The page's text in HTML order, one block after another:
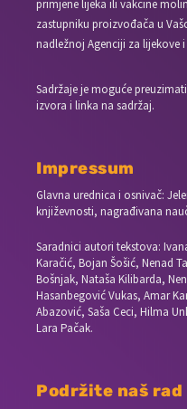
primjene lijeka ili vakcine
zastupniku proizvođača u
nadležnoj Agenciji za lijekove
Sadržaje je moguće
izvora i linka na sadržaj.
Impressum
Glavna urednica i osnivač:
književnosti, nagrađivana
Saradnici autori tekstova:
Karačić, Bojan Šošić, Nenad
Bošnjak, Nataša Kilibarda,
Hasanbegović Vukas, Amar
Abazović, Saša Ceci, Hilma
Lara Pačak.
Podržite naš